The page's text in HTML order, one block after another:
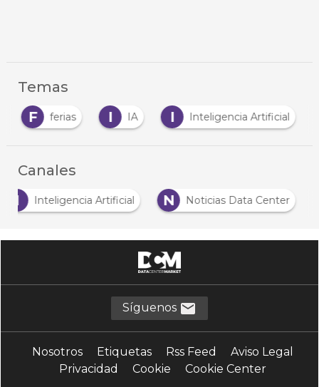
Temas
F
ferias I IA I Inteligencia Artificial
Canales
Inteligencia Artificial N Noticias Data Center
Síguenos
Nosotros Etiquetas Rss Feed
Aviso Legal
Privacidad
Cookie Cookie Center